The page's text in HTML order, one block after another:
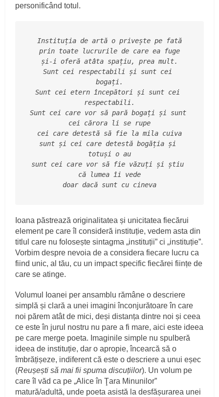
personificând totul.
Instituția de artă o privește pe fată
prin toate lucrurile de care ea fuge
și-i oferă atâta spațiu, prea mult.
Sunt cei respectabili și sunt cei
bogați.
Sunt cei etern începători și sunt cei
respectabili.
Sunt cei care vor să pară bogați și sunt
cei cărora li se rupe
cei care detestă să fie la mila cuiva
sunt și cei care detestă bogăția și
totuși o au
sunt cei care vor să fie văzuți și știu
că lumea îi vede
doar dacă sunt cu cineva
Ioana păstrează originalitatea și unicitatea fiecărui
element pe care îl consideră instituție, vedem asta din
titlul care nu folosește sintagma „instituții” ci „instituție”.
Vorbim despre nevoia de a considera fiecare lucru ca
fiind unic, al tău, cu un impact specific fiecărei ființe de
care se atinge.
Volumul Ioanei per ansamblu rămâne o descriere
simplă și clară a unei imagini înconjurătoare în care
noi părem atât de mici, deși distanța dintre noi și ceea
ce este în jurul nostru nu pare a fi mare, aici este ideea
pe care merge poeta. Imaginile simple nu spulberă
ideea de instituție, dar o apropie, încearcă să o
îmbrățișeze, indiferent că este o descriere a unui eșec
(Reușești să mai fii spuma discuțiilor). Un volum pe
care îl văd ca pe „Alice în Ţara Minunilor”
matură/adultă, unde poeta asistă la desfășurarea unei